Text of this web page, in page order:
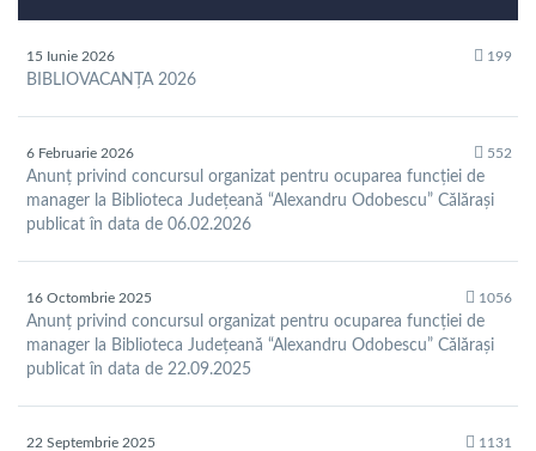
15 Iunie 2026 199
BIBLIOVACANȚA 2026
6 Februarie 2026 552
Anunț privind concursul organizat pentru ocuparea funcției de
manager la Biblioteca Județeană “Alexandru Odobescu” Călărași
publicat în data de 06.02.2026
16 Octombrie 2025 1056
Anunț privind concursul organizat pentru ocuparea funcției de
manager la Biblioteca Județeană “Alexandru Odobescu” Călărași
publicat în data de 22.09.2025
22 Septembrie 2025 1131